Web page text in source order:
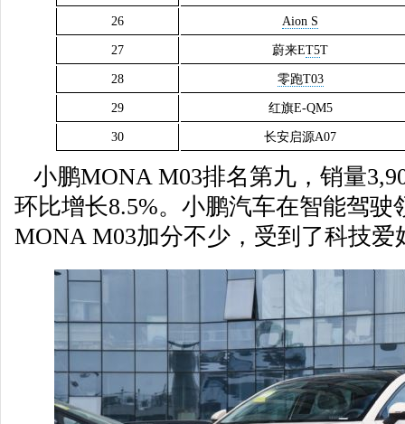
26 Aion S
27 蔚来ET5T
28 零跑T03
29 红旗E-QM5
30 长安启源A07
小鹏MONA M03排名第九，销量
环比增长8.5%。小鹏汽车在智能驾驶
MONA M03加分不少，受到了科技爱